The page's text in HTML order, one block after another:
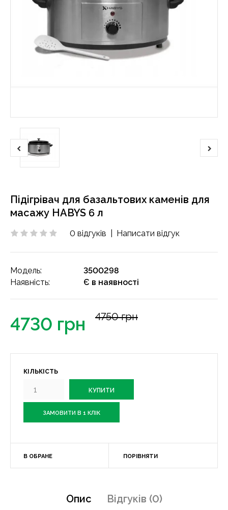
Підігрівач для базальтових каменів для
масажу HABYS 6 л
0 відгуків Написати відгук
Модель:
3500298
Наявність:
Є в наявності
4730 грн 4750 грн
КІЛЬКІСТЬ
ЗАМОВИТИ В 1 КЛІК
В ОБРАНЕ ПОРІВНЯТИ
Опис Відгуків (0)